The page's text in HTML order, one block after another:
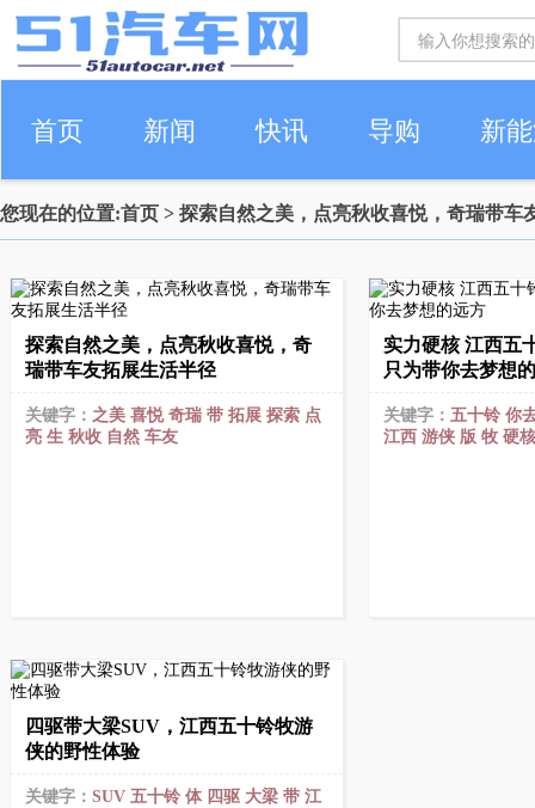
首页 新闻 快讯 导购 新
车生活
您现在的位置:首页 > 探索自然之美，点亮秋收喜悦，奇瑞带车
探索自然之美，点亮秋收喜悦，奇
瑞带车友拓展生活半径
关键字： 之美 喜悦 奇瑞 带 拓展 探索 点
亮 生 秋收 自然 车友
实力硬核 江西五
只为带你去梦想
关键字： 五十铃 你
江西 游侠 版 牧 硬核
四驱带大梁SUV，江西五十铃牧游
侠的野性体验
关键字： SUV 五十铃 体 四驱 大梁 带 江